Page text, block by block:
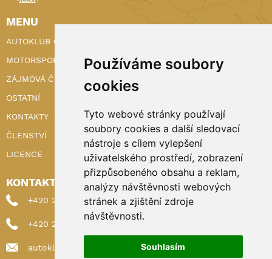
Používáme soubory
cookies
Tyto webové stránky používají
soubory cookies a další sledovací
nástroje s cílem vylepšení
uživatelského prostředí, zobrazení
přizpůsobeného obsahu a reklam,
analýzy návštěvnosti webových
stránek a zjištění zdroje
návštěvnosti.
Souhlasím
MENU
AUTOKLUB ČR
MOTORSPORT
ZÁJMOVÁ ČINNOST
OSTATNÍ
KONTAKTY
ČLENSTVÍ
LICENCE
KONTAKTY
+420 222 898 224 (sekretariat)
+420 222 898 221 (členství)
autoklub@autoklub.cz